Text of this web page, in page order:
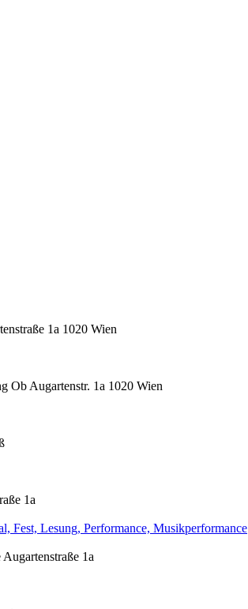
1a 1020 Wien
Ob Augartenstr. 1a 1020 Wien
1a
Fest, Lesung, Performance, Musikperformance
1a